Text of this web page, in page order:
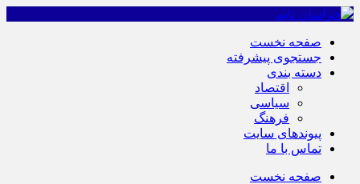
صفحه نخست
جستجوی پیشرفته
دسته بندی
اقتصاد
سیاسی
فرهنگ
پیوندهای سایت
تماس با ما
صفحه نخست